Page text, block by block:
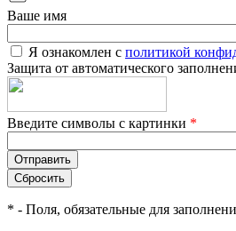
Ваше имя
Я ознакомлен с политикой
Защита от автоматического
Введите символы с картинки *
* - Поля, обязательные для